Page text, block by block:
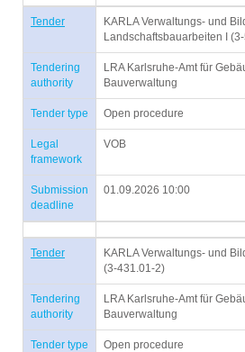
Tender
KARLA Verwaltungs- und
Landschaftsbauarbeiten I
Tendering
authority
LRA Karlsruhe-Amt für
Bauverwaltung
Tender type Open procedure
Legal
framework
VOB
Submission
deadline
01.09.2026 10:00
Tender
KARLA Verwaltungs- und
(3-431.01-2)
Tendering
authority
LRA Karlsruhe-Amt für
Bauverwaltung
Tender type Open procedure